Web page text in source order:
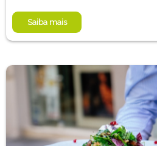
Saiba mais